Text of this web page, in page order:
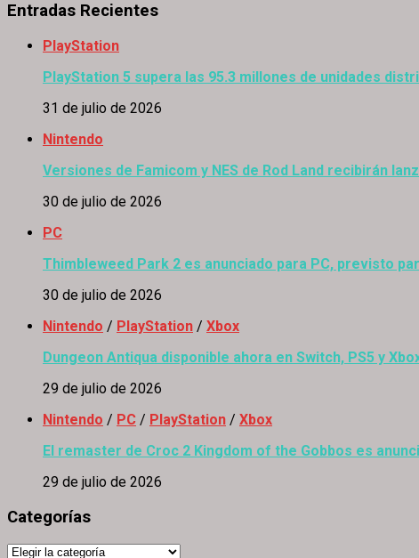
Entradas Recientes
PlayStation
PlayStation 5 supera las 95.3 millones de unidades
31 de julio de 2026
Nintendo
Versiones de Famicom y NES de Rod Land recibirán
30 de julio de 2026
PC
Thimbleweed Park 2 es anunciado para PC, previsto
30 de julio de 2026
Nintendo / PlayStation / Xbox
Dungeon Antiqua disponible ahora en Switch, PS5 y
29 de julio de 2026
Nintendo / PC / PlayStation / Xbox
El remaster de Croc 2 Kingdom of the Gobbos es
29 de julio de 2026
Categorías
Categorías